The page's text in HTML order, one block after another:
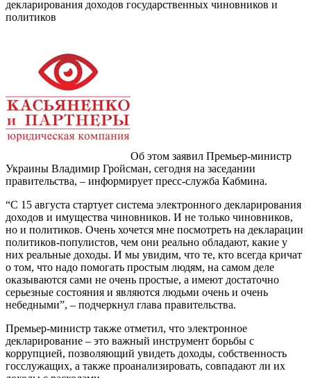
декларирования доходов государственных чиновников и
политиков
Об этом заявил Премьер-министр
Украины Владимир Гройсман, сегодня на заседании
правительства, – информирует пресс-служба Кабмина.
“С 15 августа стартует система электронного декларирования
доходов и имущества чиновников. И не только чиновников,
но и политиков. Очень хочется мне посмотреть на декларации
политиков-популистов, чем они реально обладают, какие у
них реальные доходы. И мы увидим, что те, кто всегда кричат
о том, что надо помогать простым людям, на самом деле
оказываются сами не очень простые, а имеют достаточно
серьезные состояния и являются людьми очень и очень
небедными”, – подчеркнул глава правительства.
Премьер-министр также отметил, что электронное
декларирование – это важный инструмент борьбы с
коррупцией, позволяющий увидеть доходы, собственность
госслужащих, а также проанализировать, совпадают ли их